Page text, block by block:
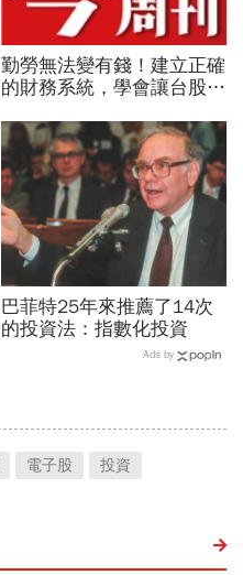
勤勞無法變有錢！建立正確
的財務系統，學會讓台股與
優勢
巴菲特25年來推薦了14次
的投資法：指數化投資
Ads by
電子股 投資